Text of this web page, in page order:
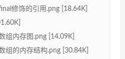
修饰的引用.png [18.64K]
组内存图.png [14.09K]
组的内存结构.png [30.84K]